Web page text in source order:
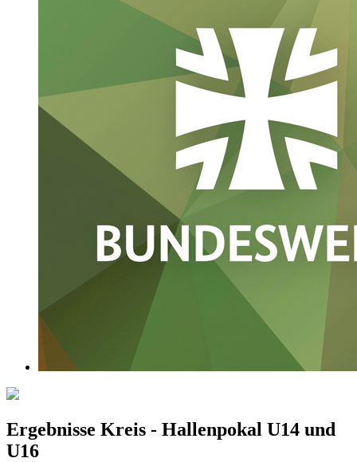
Ergebnisse Kreis - Hallenpokal U14 und
U16